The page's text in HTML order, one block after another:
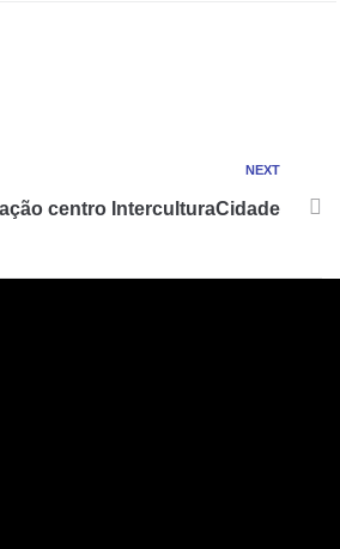
NEXT
centro InterculturaCidade